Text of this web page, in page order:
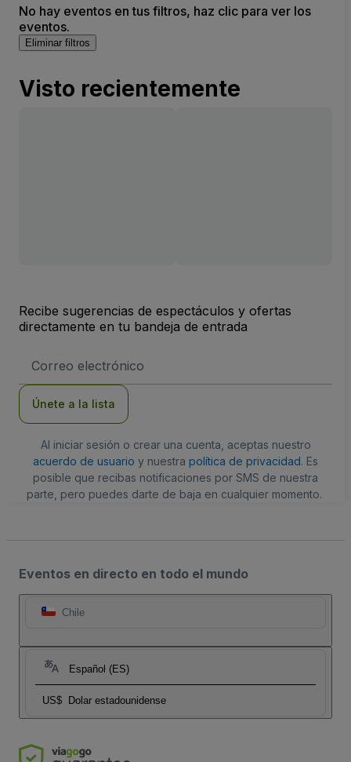
No hay eventos en tus filtros, haz clic para ver los
eventos.
Eliminar filtros
Visto recientemente
Recibe sugerencias de espectáculos y ofertas
directamente en tu bandeja de entrada
de
Únete a la lista
Al iniciar sesión o crear una cuenta, aceptas nuestro
acuerdo de usuario y nuestra política de privacidad. Es
posible que recibas notificaciones por SMS de nuestra
parte, pero puedes darte de baja en cualquier momento.
Eventos en directo en todo el mundo
Chile
Español (ES)
US$ Dolar estadounidense